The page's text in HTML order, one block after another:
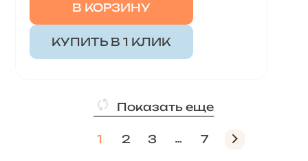
В КОРЗИНУ
КУПИТЬ В 1 КЛИК
Показать еще
1 2 3 7